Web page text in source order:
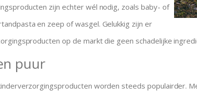
zijn echter wél nodig, zoals baby- of
en zeep of wasgel. Gelukkig zijn er
op de markt die geen schadelijke
puur
worden steeds populairder.